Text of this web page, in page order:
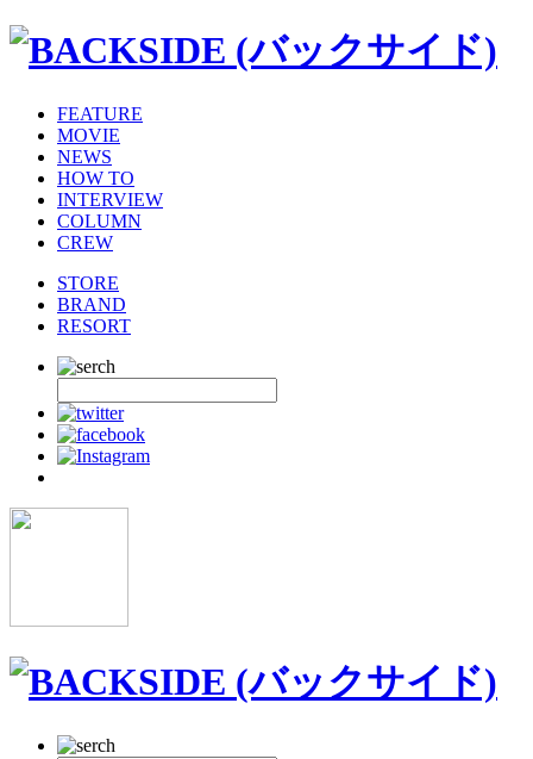
FEATURE
MOVIE
NEWS
HOW TO
INTERVIEW
COLUMN
CREW
STORE
BRAND
RESORT